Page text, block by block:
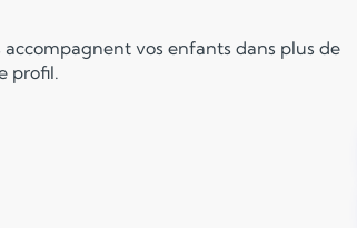
vos enfants dans plus de
profil.